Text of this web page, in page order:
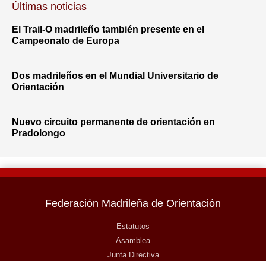
Últimas noticias
El Trail-O madrileño también presente en el
Campeonato de Europa
Dos madrileños en el Mundial Universitario de
Orientación
Nuevo circuito permanente de orientación en
Pradolongo
Federación Madrileña de Orientación
Estatutos
Asamblea
Junta Directiva